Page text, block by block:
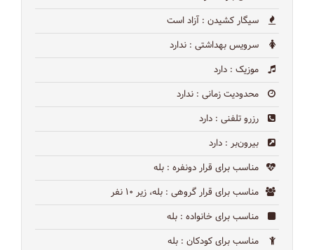
سیگار کشیدن : آزاد است
سرویس بهداشتی : ندارد
موزیک : دارد
محدودیت زمانی : ندارد
رزرو تلفنی : دارد
بیرون‌بر : دارد
مناسب برای قرار دونفره : بله
مناسب برای قرار گروهی : بله، زیر ۱۰ نفر
مناسب برای خانواده : بله
مناسب برای کودکان : بله